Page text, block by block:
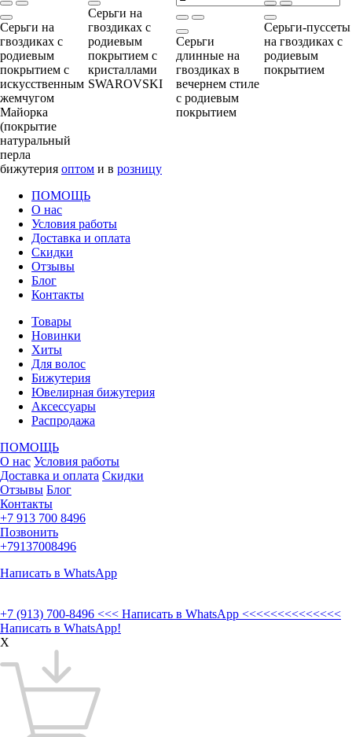
Серьги на
гвоздиках с
родиевым
покрытием с
искусственным
жемчугом
Майорка
(покрытие
натуральный
перла
Серьги на
гвоздиках с
родиевым
покрытием с
кристаллами
SWAROVSKI
Серьги
длинные на
гвоздиках в
вечернем стиле
с родиевым
покрытием
Серьги-пуссеты
на гвоздиках с
родиевым
покрытием
бижутерия оптом и в розницу
ПОМОЩЬ
О нас
Условия работы
Доставка и оплата
Скидки
Отзывы
Блог
Контакты
Товары
Новинки
Хиты
Для волос
Бижутерия
Ювелирная бижутерия
Аксессуары
Распродажа
ПОМОЩЬ
О нас Условия работы
Доставка и оплата Скидки
Отзывы Блог
Контакты
+7 913 700 8496
Позвонить
+79137008496
Написать в WhatsApp
+7 (913) 700-8496 <<< Написать в WhatsApp <<<<<<<<<<<<<<
Написать в WhatsApp!
X